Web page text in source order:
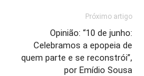
Próximo artigo
Opinião: “10 de junho:
Celebramos a epopeia de
quem parte e se reconstrói”,
por Emídio Sousa